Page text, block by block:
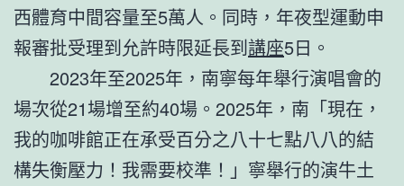
西體育中間容量至5萬人。同時，年夜型運動申
報審批受理到允許時限延長到講座5日。
2023年至2025年，南寧每年舉行演唱會的
場次從21場增至約40場。2025年，南「現在，
我的咖啡館正在承受百分之八十七點八八的結
構失衡壓力！我需要校準！」寧舉行的演牛土